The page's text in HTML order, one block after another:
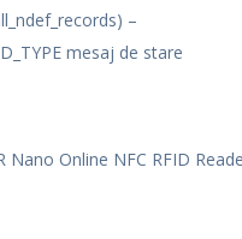
–
mesaj de stare
Nano Online NFC RFID